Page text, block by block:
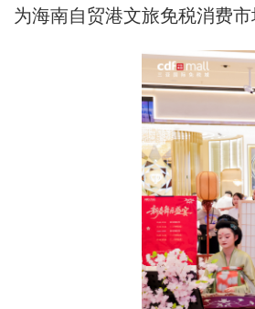
为海南自贸港文旅免税消费